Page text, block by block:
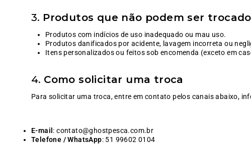
3. Produtos que não podem ser
Produtos com indícios de uso inadequado ou mau uso.
Produtos danificados por acidente, lavagem incorreta ou
Itens personalizados ou feitos sob encomenda (exceto em
4. Como solicitar uma troca
Para solicitar uma troca, entre em contato pelos canais abaixo,
E-mail : contato@ghostpesca.com.br
Telefone / WhatsApp: 51 99602 0104